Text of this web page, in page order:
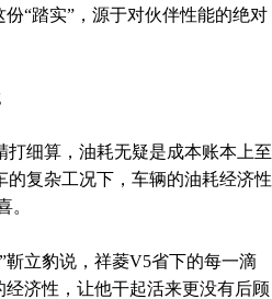
“踏实”，源于对伙伴性能的绝对
细算，油耗无疑是成本账本上至
复杂工况下，车辆的油耗经济性
。
立豹说，祥菱V5省下的每一滴
济性，让他干起活来更没有后顾